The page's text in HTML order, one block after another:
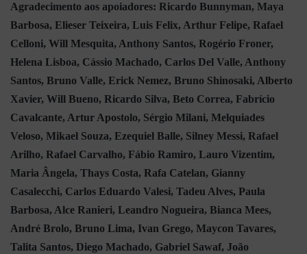
Agradecimento aos apoiadores: Ricardo Bunnyman, Maya
Barbosa, Elieser Teixeira, Luis Felix, Arthur Felipe, Rafael
Celloni, Will Mesquita, Anthony Santos, Rogério Froner,
Helena Lisboa, Cássio Machado, Carlos Del Valle, Anthony
Santos, Bruno Valle, Erick Nemez, Bruno Shinosaki, Alberto
Xavier, Will Bueno, Ricardo Silva, Beto Correa, Fabrício
Cavalcante, Artur Apostolo, Sérgio Milani, Melquiades
Veloso, Mikael Souza, Ezequiel Balle, Silney Messi, Rafael
Arilho, Rafael Carvalho, Fábio Ramiro, Lauro Vizentim,
Maria Ângela, Thays Costa, Rafa Catelan, Gianny
Casalecchi, Carlos Eduardo Valesi, Tadeu Alves, Paula
Barbosa, Alce Ranieri, Leandro Nogueira, Bianca Mees,
André Brolo, Bruno Lima, Ivan Grego, Maycon Tavares,
Talita Santos, Diego Machado, Gabriel Sawaf, João